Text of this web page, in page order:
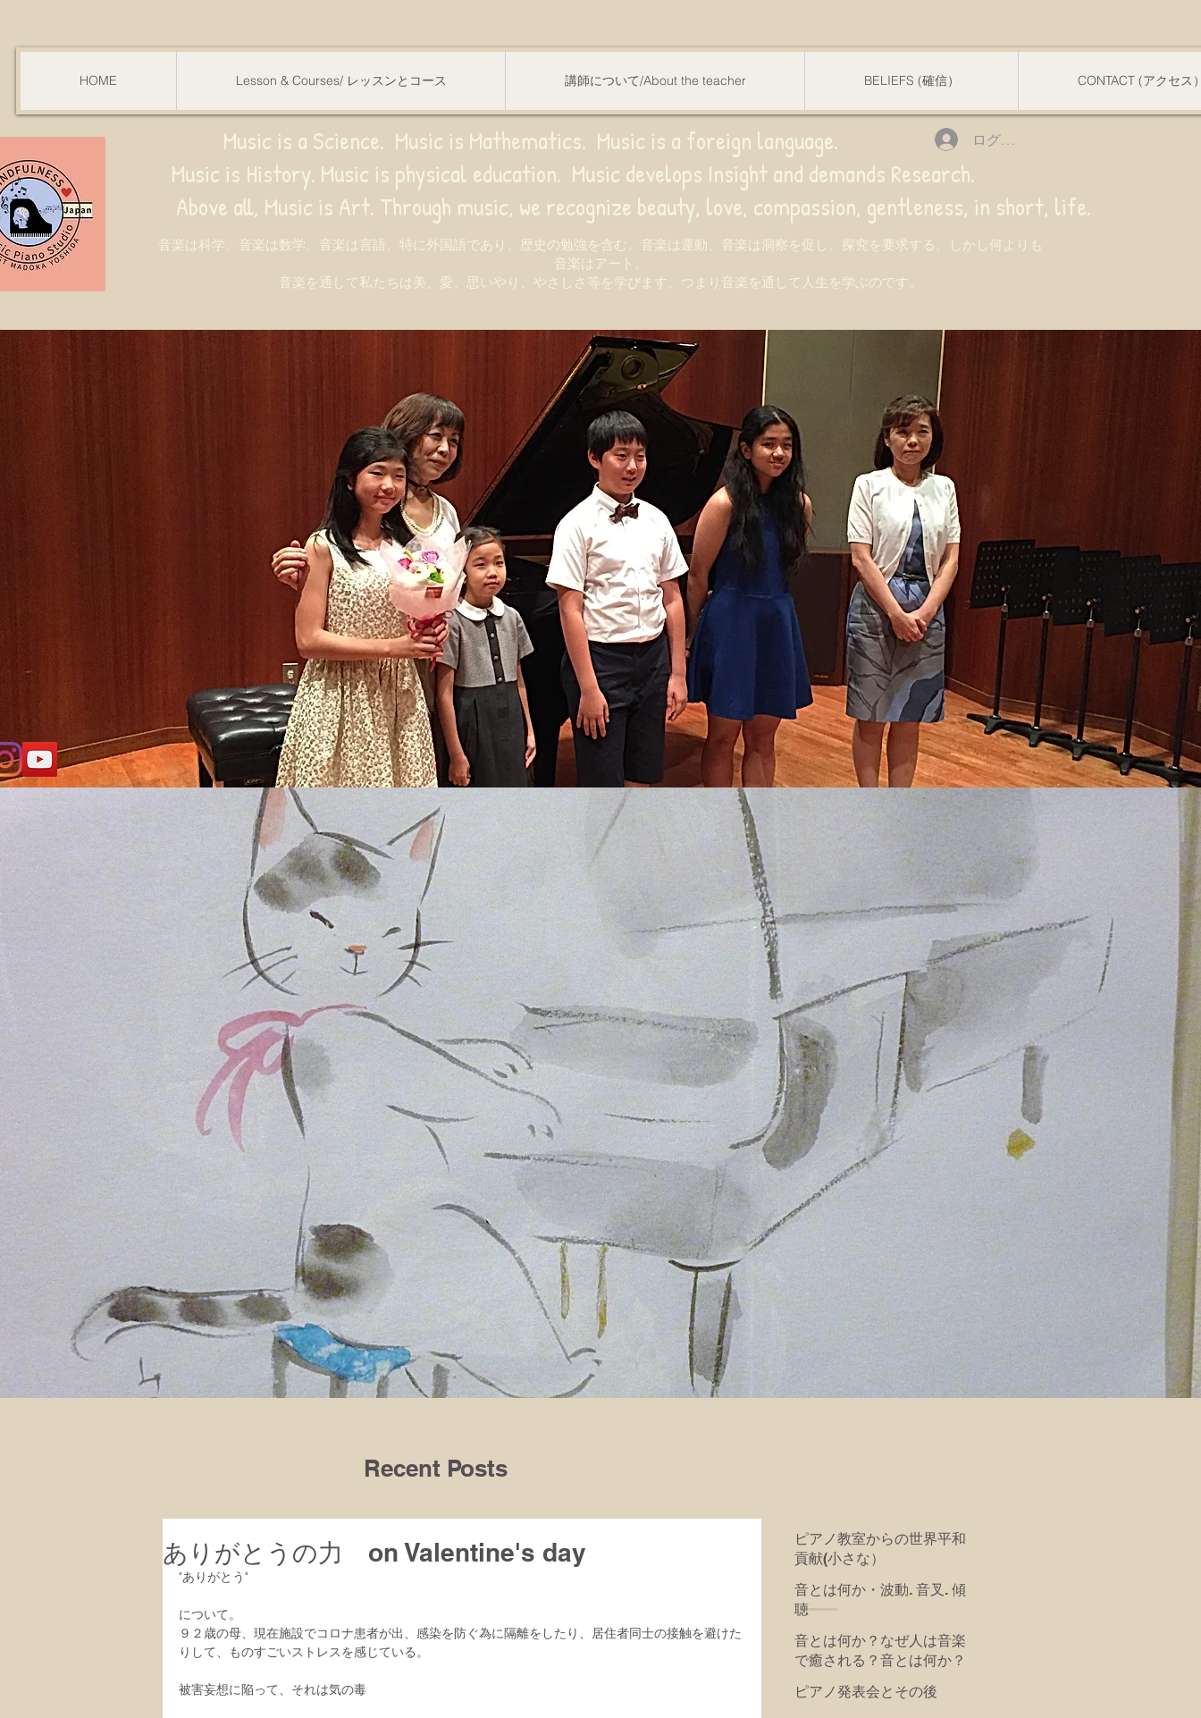
HOME Lesson & Courses/ レッスンとコース 講師について/About the teacher BELIEFS (確信） CONTACT (アクセス
ログイン
Music is a Science. Music is Mathematics. Music is a foreign language.
Music is History. Music is physical education. Music develops Insight and demands Research.
all, Music is Art. Through music, we recognize beauty, love, compassion, gentleness, in short, life.
音楽は科学、音楽は数学、音楽は言語、特に外国語であり、歴史の勉強を含む。音楽は運動、音楽は洞察を促し、探究を要求する。しかし何よりも
音楽はアート。
音楽を通して私たちは美、愛、思いやり、やさしさ等を学びます。つまり音楽を通して人生を学ぶのです。
Recent Posts
ピアノ教室からの世界平和
貢献(小さな）
音とは何か・波動. 音叉. 傾
聴
音とは何か？なぜ人は音楽
で癒される？音とは何か？
の学びとレッスンでの共
ピアノ発表会とその後
ありがとうの力 on Valentine's day
"ありがとう"
について。
９２歳の母、現在施設でコロナ患者が出、感染を防ぐ為に隔離をしたり、居住者同士の接触を避けた
りして、ものすごいストレスを感じている。
被害妄想に陥って、それは気の毒